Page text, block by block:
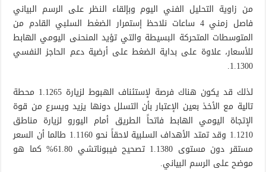
من زاوية التحليل الفني اليوم وبإلقاء النظر على الرسم البياني
فاصل زمني 4 ساعات نلاحظ إستمرار الضغط السلبي القادم من
المتوسطات المتحركة البسيطة والتي تؤيد المنحنى اليومي الهابط
للأسعار، علاوة على بداية الضغط على أرضية دعم الحاجز النفسي
1.1300.
لذلك قد يكون هناك فرصة لإستئناف الهبوط لزيارة 1.1265 محطة
تالية مع الأخذ بعين الإعتبار بأن التسلل دونها يزيد ويسرع من قوة
الإتجاة اليومي الهابط فاتحاً الطريق أمام اليورو لزيارة مناطق
1.1210 وقد تمتد الأهداف السلبية لاحقاً نحو 1.1160 طالما أن السعر
مستقر دون مستوى 1.1380 تصحيح فيبوناتشي 61.80% كما هو
موضح على الرسم البياني.